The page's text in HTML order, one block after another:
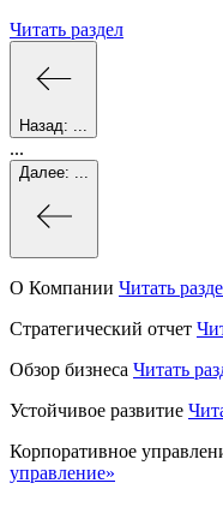
Читать раздел
Назад:
...
Далее:
О Компании Читать
Стратегический отчет
Обзор бизнеса Читать
Устойчивое развитие
Корпоративное
управление»